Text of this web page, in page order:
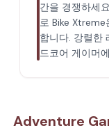
간을 경쟁하세
로 Bike Xtreme
합니다. 강렬한
드코어 게이머
Adventure